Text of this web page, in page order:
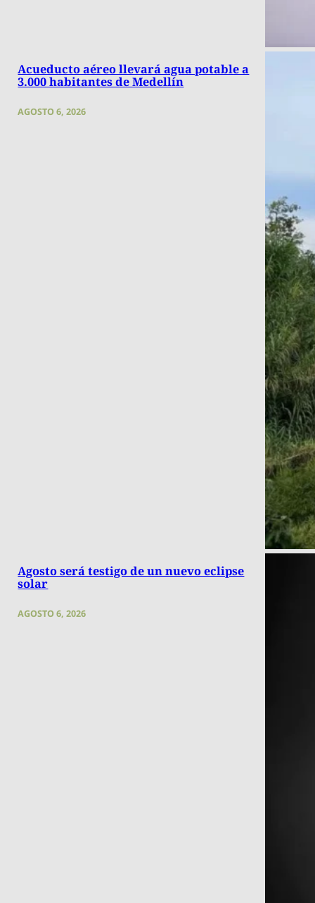
Acueducto aéreo llevará agua potable a
3.000 habitantes de Medellín
AGOSTO 6, 2026
Agosto será testigo de un nuevo eclipse
solar
AGOSTO 6, 2026